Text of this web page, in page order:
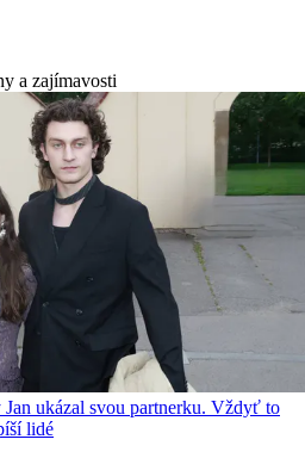
a zajímavosti
ukázal svou partnerku. Vždyť to
lidé